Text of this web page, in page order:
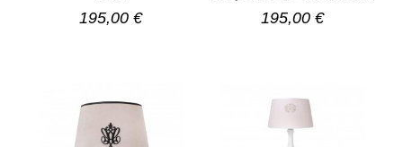
195,00 € 195,00 €